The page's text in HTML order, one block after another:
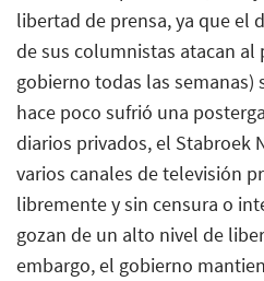
libertad de prensa, ya que el
de sus columnistas atacan al
gobierno todas las semanas)
hace poco sufrió una
diarios privados, el Stabroek
varios canales de televisión
libremente y sin censura o
gozan de un alto nivel de
embargo, el gobierno